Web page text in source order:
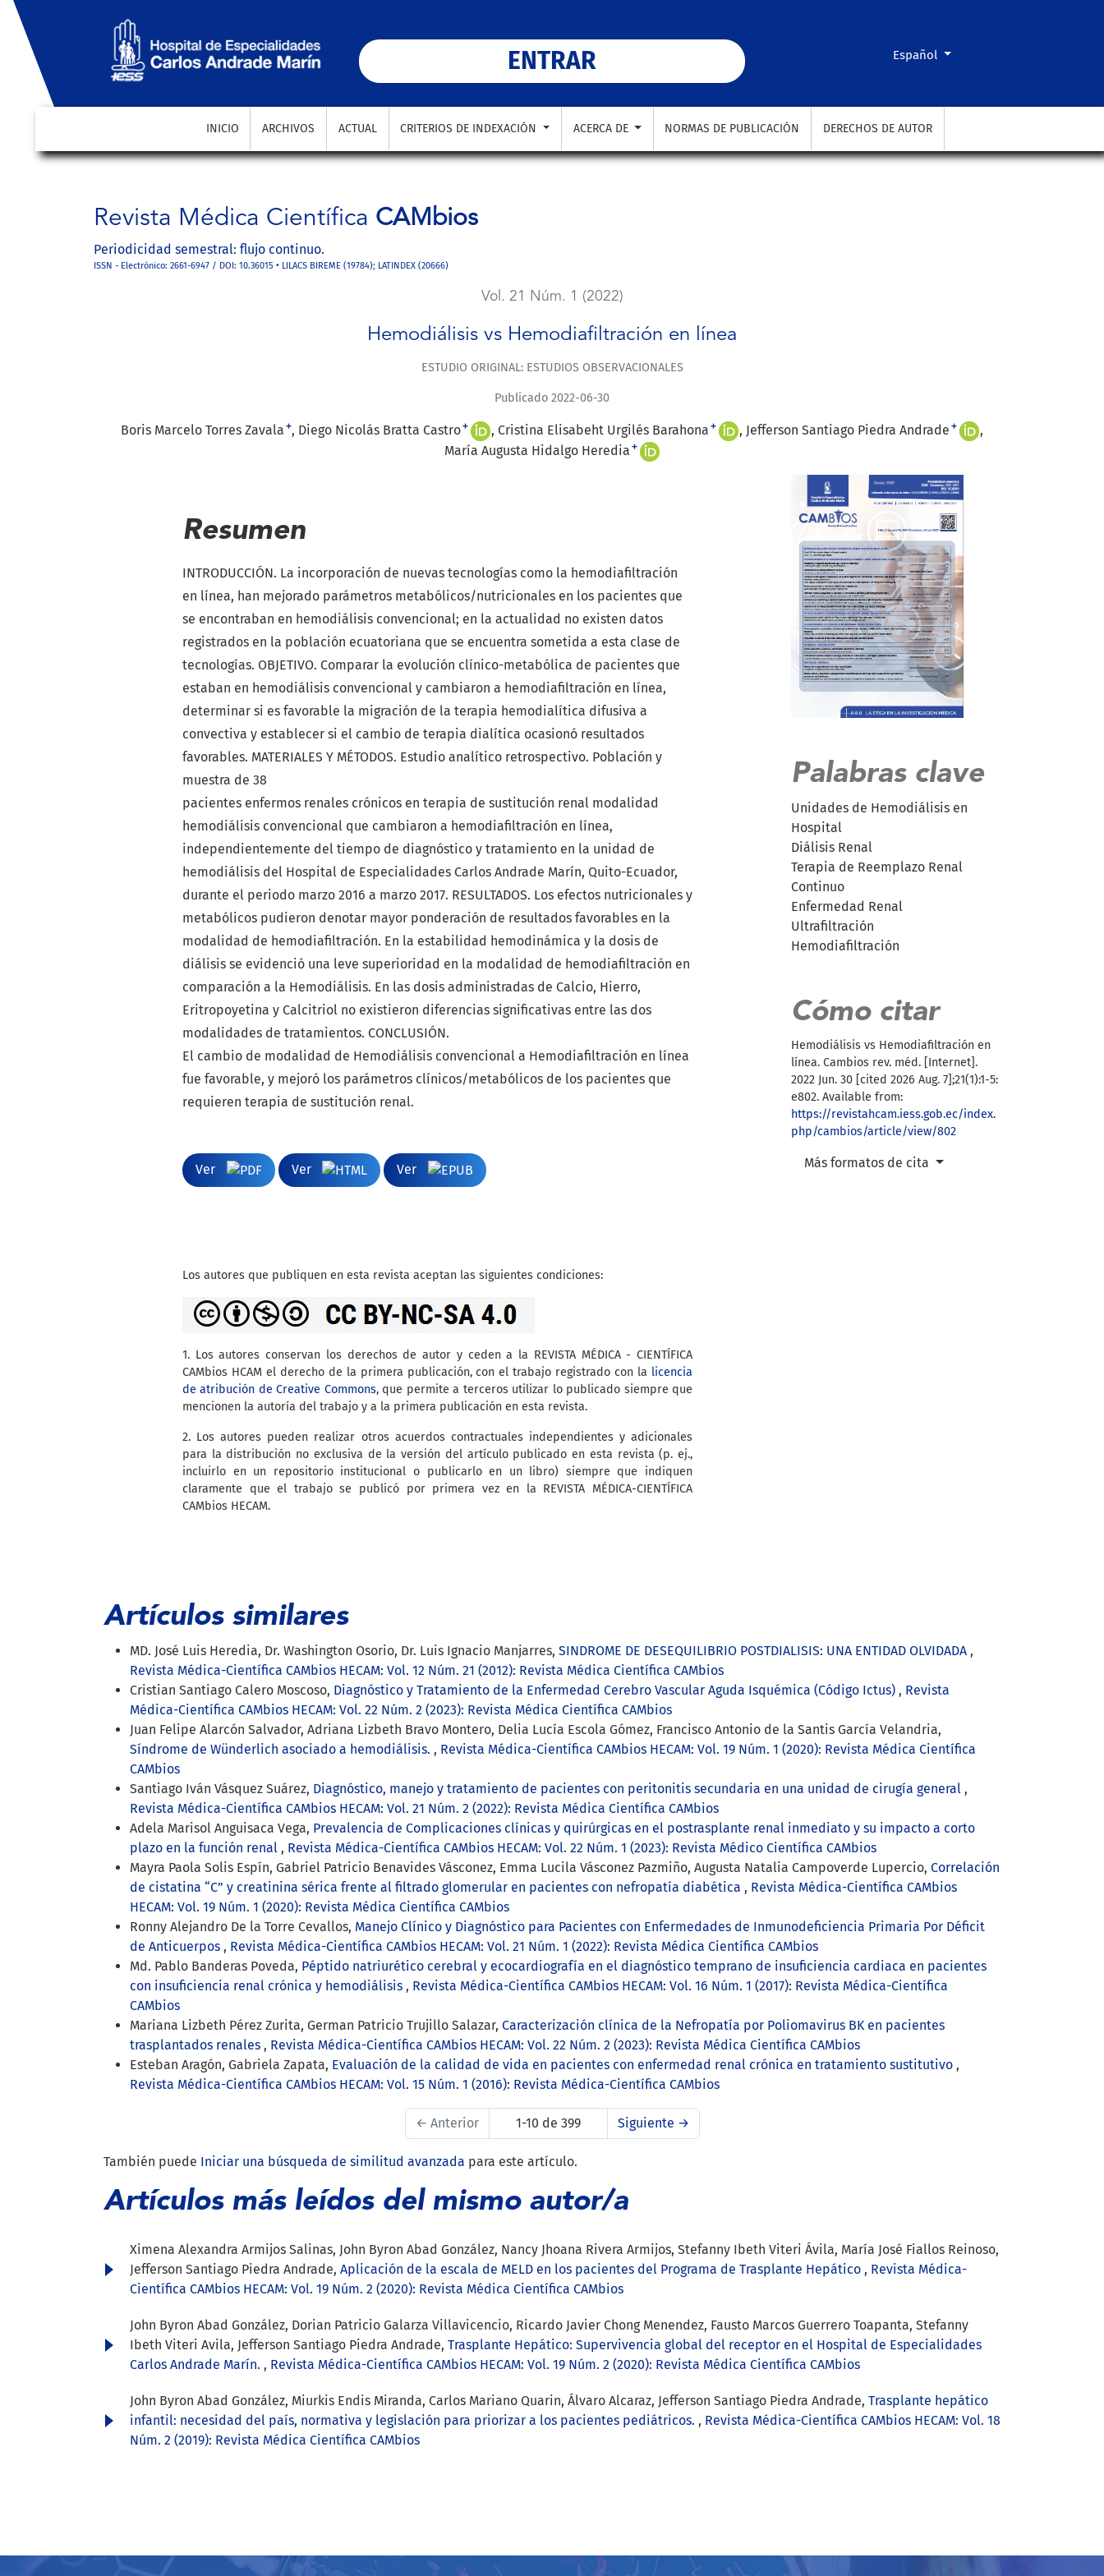
Cambiar el idioma. El actual es:
Español
ENTRAR
INICIO ARCHIVOS ACTUAL CRITERIOS DE INDEXACIÓN ACERCA DE NORMAS DE PUBLICACIÓN DERECHOS DE AUTOR
Revista Médica Científica CAMbios
Periodicidad semestral: flujo continuo.
ISSN - Electrónico: 2661-6947 / DOI: 10.36015 • LILACS BIREME (19784); LATINDEX (20666)
Vol. 21 Núm. 1 (2022)
Hemodiálisis vs Hemodiafiltración en línea
ESTUDIO ORIGINAL: ESTUDIOS OBSERVACIONALES
Publicado 2022-06-30
Boris Marcelo Torres Zavala + Diego Nicolás Bratta Castro+ Cristina Elisabeht Urgilés Barahona + Jefferson Santiago Piedra Andrade +
María Augusta Hidalgo Heredia +
Palabras clave
Unidades de Hemodiálisis en
Hospital
Diálisis Renal
Terapia de Reemplazo Renal
Continuo
Enfermedad Renal
Ultrafiltración
Hemodiafiltración
Cómo citar
Hemodiálisis vs Hemodiafiltración en
línea. Cambios rev. méd. [Internet].
2022 Jun. 30 [cited 2026 Aug. 7];21(1):1-5:
e802. Available from:
https://revistahcam.iess.gob.ec/index.
php/cambios/article/view/802
Más formatos de cita
Resumen
INTRODUCCIÓN. La incorporación de nuevas tecnologías como la hemodiafiltración
en línea, han mejorado parámetros metabólicos/nutricionales en los pacientes que
se encontraban en hemodiálisis convencional; en la actualidad no existen datos
registrados en la población ecuatoriana que se encuentra sometida a esta clase de
tecnologías. OBJETIVO. Comparar la evolución clínico-metabólica de pacientes que
estaban en hemodiálisis convencional y cambiaron a hemodiafiltración en línea,
determinar si es favorable la migración de la terapia hemodialítica difusiva a
convectiva y establecer si el cambio de terapia dialítica ocasionó resultados
favorables. MATERIALES Y MÉTODOS. Estudio analítico retrospectivo. Población y
muestra de 38
pacientes enfermos renales crónicos en terapia de sustitución renal modalidad
hemodiálisis convencional que cambiaron a hemodiafiltración en línea,
independientemente del tiempo de diagnóstico y tratamiento en la unidad de
hemodiálisis del Hospital de Especialidades Carlos Andrade Marín, Quito-Ecuador,
durante el periodo marzo 2016 a marzo 2017. RESULTADOS. Los efectos nutricionales y
metabólicos pudieron denotar mayor ponderación de resultados favorables en la
modalidad de hemodiafiltración. En la estabilidad hemodinámica y la dosis de
diálisis se evidenció una leve superioridad en la modalidad de hemodiafiltración en
comparación a la Hemodiálisis. En las dosis administradas de Calcio, Hierro,
Eritropoyetina y Calcitriol no existieron diferencias significativas entre las dos
modalidades de tratamientos. CONCLUSIÓN.
El cambio de modalidad de Hemodiálisis convencional a Hemodiafiltración en línea
fue favorable, y mejoró los parámetros clínicos/metabólicos de los pacientes que
requieren terapia de sustitución renal.
Ver Ver Ver
Los autores que publiquen en esta revista aceptan las siguientes condiciones:
1. Los autores conservan los derechos de autor y ceden a la REVISTA MÉDICA - CIENTÍFICA
CAMbios HCAM el derecho de la primera publicación, con el trabajo registrado con la licencia
de atribución de Creative Commons, que permite a terceros utilizar lo publicado siempre que
mencionen la autoría del trabajo y a la primera publicación en esta revista.
2. Los autores pueden realizar otros acuerdos contractuales independientes y adicionales
para la distribución no exclusiva de la versión del artículo publicado en esta revista (p. ej.,
incluirlo en un repositorio institucional o publicarlo en un libro) siempre que indiquen
claramente que el trabajo se publicó por primera vez en la REVISTA MÉDICA-CIENTÍFICA
CAMbios HECAM.
Artículos similares
MD. José Luis Heredia, Dr. Washington Osorio, Dr. Luis Ignacio Manjarres, SINDROME DE DESEQUILIBRIO POSTDIALISIS: UNA ENTIDAD OLVIDADA ,
Revista Médica-Científica CAMbios HECAM: Vol. 12 Núm. 21 (2012): Revista Médica Científica CAMbios
Cristian Santiago Calero Moscoso, Diagnóstico y Tratamiento de la Enfermedad Cerebro Vascular Aguda Isquémica (Código Ictus) , Revista
Médica-Científica CAMbios HECAM: Vol. 22 Núm. 2 (2023): Revista Médica Científica CAMbios
Juan Felipe Alarcón Salvador, Adriana Lizbeth Bravo Montero, Delia Lucía Escola Gómez, Francisco Antonio de la Santis García Velandria,
Síndrome de Wünderlich asociado a hemodiálisis. , Revista Médica-Científica CAMbios HECAM: Vol. 19 Núm. 1 (2020): Revista Médica Científica
CAMbios
Santiago Iván Vásquez Suárez, Diagnóstico, manejo y tratamiento de pacientes con peritonitis secundaria en una unidad de cirugía general ,
Revista Médica-Científica CAMbios HECAM: Vol. 21 Núm. 2 (2022): Revista Médica Científica CAMbios
Adela Marisol Anguisaca Vega, Prevalencia de Complicaciones clínicas y quirúrgicas en el postrasplante renal inmediato y su impacto a corto
plazo en la función renal , Revista Médica-Científica CAMbios HECAM: Vol. 22 Núm. 1 (2023): Revista Médico Científica CAMbios
Mayra Paola Solis Espín, Gabriel Patricio Benavides Vásconez, Emma Lucila Vásconez Pazmiño, Augusta Natalia Campoverde Lupercio, Correlación
de cistatina “C” y creatinina sérica frente al filtrado glomerular en pacientes con nefropatía diabética , Revista Médica-Científica CAMbios
HECAM: Vol. 19 Núm. 1 (2020): Revista Médica Científica CAMbios
Ronny Alejandro De la Torre Cevallos, Manejo Clínico y Diagnóstico para Pacientes con Enfermedades de Inmunodeficiencia Primaria Por Déficit
de Anticuerpos , Revista Médica-Científica CAMbios HECAM: Vol. 21 Núm. 1 (2022): Revista Médica Científica CAMbios
Md. Pablo Banderas Poveda, Péptido natriurético cerebral y ecocardiografía en el diagnóstico temprano de insuficiencia cardiaca en pacientes
con insuficiencia renal crónica y hemodiálisis , Revista Médica-Científica CAMbios HECAM: Vol. 16 Núm. 1 (2017): Revista Médica-Científica
CAMbios
Mariana Lizbeth Pérez Zurita, German Patricio Trujillo Salazar, Caracterización clínica de la Nefropatía por Poliomavirus BK en pacientes
trasplantados renales , Revista Médica-Científica CAMbios HECAM: Vol. 22 Núm. 2 (2023): Revista Médica Científica CAMbios
Esteban Aragón, Gabriela Zapata, Evaluación de la calidad de vida en pacientes con enfermedad renal crónica en tratamiento sustitutivo ,
Revista Médica-Científica CAMbios HECAM: Vol. 15 Núm. 1 (2016): Revista Médica-Científica CAMbios
← Anterior 1-10 de 399 Siguiente →
También puede Iniciar una búsqueda de similitud avanzada para este artículo.
Artículos más leídos del mismo autor/a
Ximena Alexandra Armijos Salinas, John Byron Abad González, Nancy Jhoana Rivera Armijos, Stefanny Ibeth Viteri Ávila, María José Fiallos Reinoso,
Jefferson Santiago Piedra Andrade, Aplicación de la escala de MELD en los pacientes del Programa de Trasplante Hepático , Revista Médica-
Científica CAMbios HECAM: Vol. 19 Núm. 2 (2020): Revista Médica Científica CAMbios
John Byron Abad González, Dorian Patricio Galarza Villavicencio, Ricardo Javier Chong Menendez, Fausto Marcos Guerrero Toapanta, Stefanny
Ibeth Viteri Avila, Jefferson Santiago Piedra Andrade, Trasplante Hepático: Supervivencia global del receptor en el Hospital de Especialidades
Carlos Andrade Marín. , Revista Médica-Científica CAMbios HECAM: Vol. 19 Núm. 2 (2020): Revista Médica Científica CAMbios
John Byron Abad González, Miurkis Endis Miranda, Carlos Mariano Quarin, Álvaro Alcaraz, Jefferson Santiago Piedra Andrade, Trasplante hepático
infantil: necesidad del país, normativa y legislación para priorizar a los pacientes pediátricos. , Revista Médica-Científica CAMbios HECAM: Vol. 18
Núm. 2 (2019): Revista Médica Científica CAMbios